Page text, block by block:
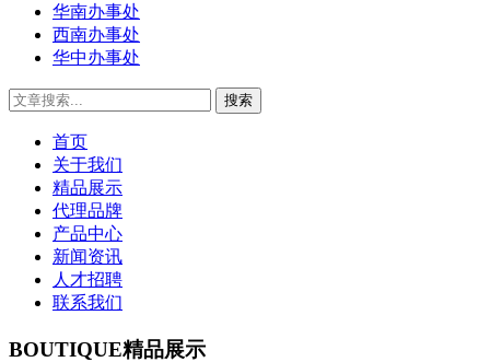
华南办事处
西南办事处
华中办事处
首页
关于我们
精品展示
代理品牌
产品中心
新闻资讯
人才招聘
联系我们
BOUTIQUE精品展示